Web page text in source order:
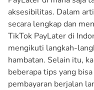
aksesibilitas. Dalam
secara lengkap dan
TikTok PayLater di
mengikuti langkah-
hambatan. Selain itu,
beberapa tips yang
pembayaran berjalan